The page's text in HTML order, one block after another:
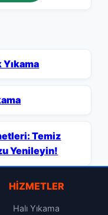
Temiz
Yenileyin!
HIZMETLER
Halı Yıkama